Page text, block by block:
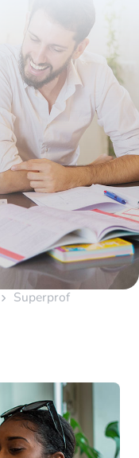
Superprof